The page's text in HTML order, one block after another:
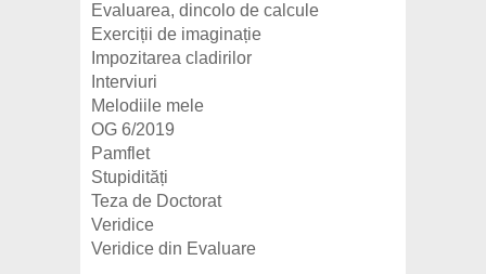
Evaluarea, dincolo de calcule
Exerciții de imaginație
Impozitarea cladirilor
Interviuri
Melodiile mele
OG 6/2019
Pamflet
Stupidități
Teza de Doctorat
Veridice
Veridice din Evaluare